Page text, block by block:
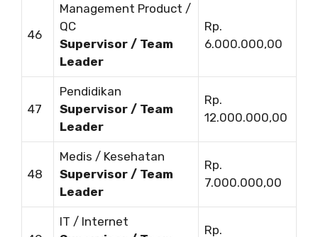
46
Management Product /
QC
Supervisor / Team
Leader
Rp.
6.000.000,00
47
Pendidikan
Supervisor / Team
Leader
Rp.
12.000.000,00
48
Medis / Kesehatan
Supervisor / Team
Leader
Rp.
7.000.000,00
IT / Internet
Rp.